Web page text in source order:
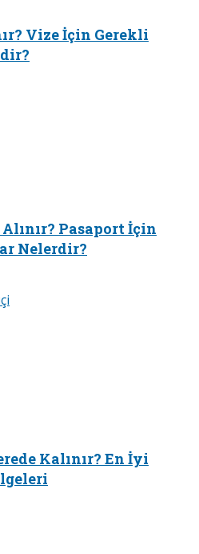
Vize İçin Gerekli
Pasaport İçin
Nelerdir?
Kalınır? En İyi